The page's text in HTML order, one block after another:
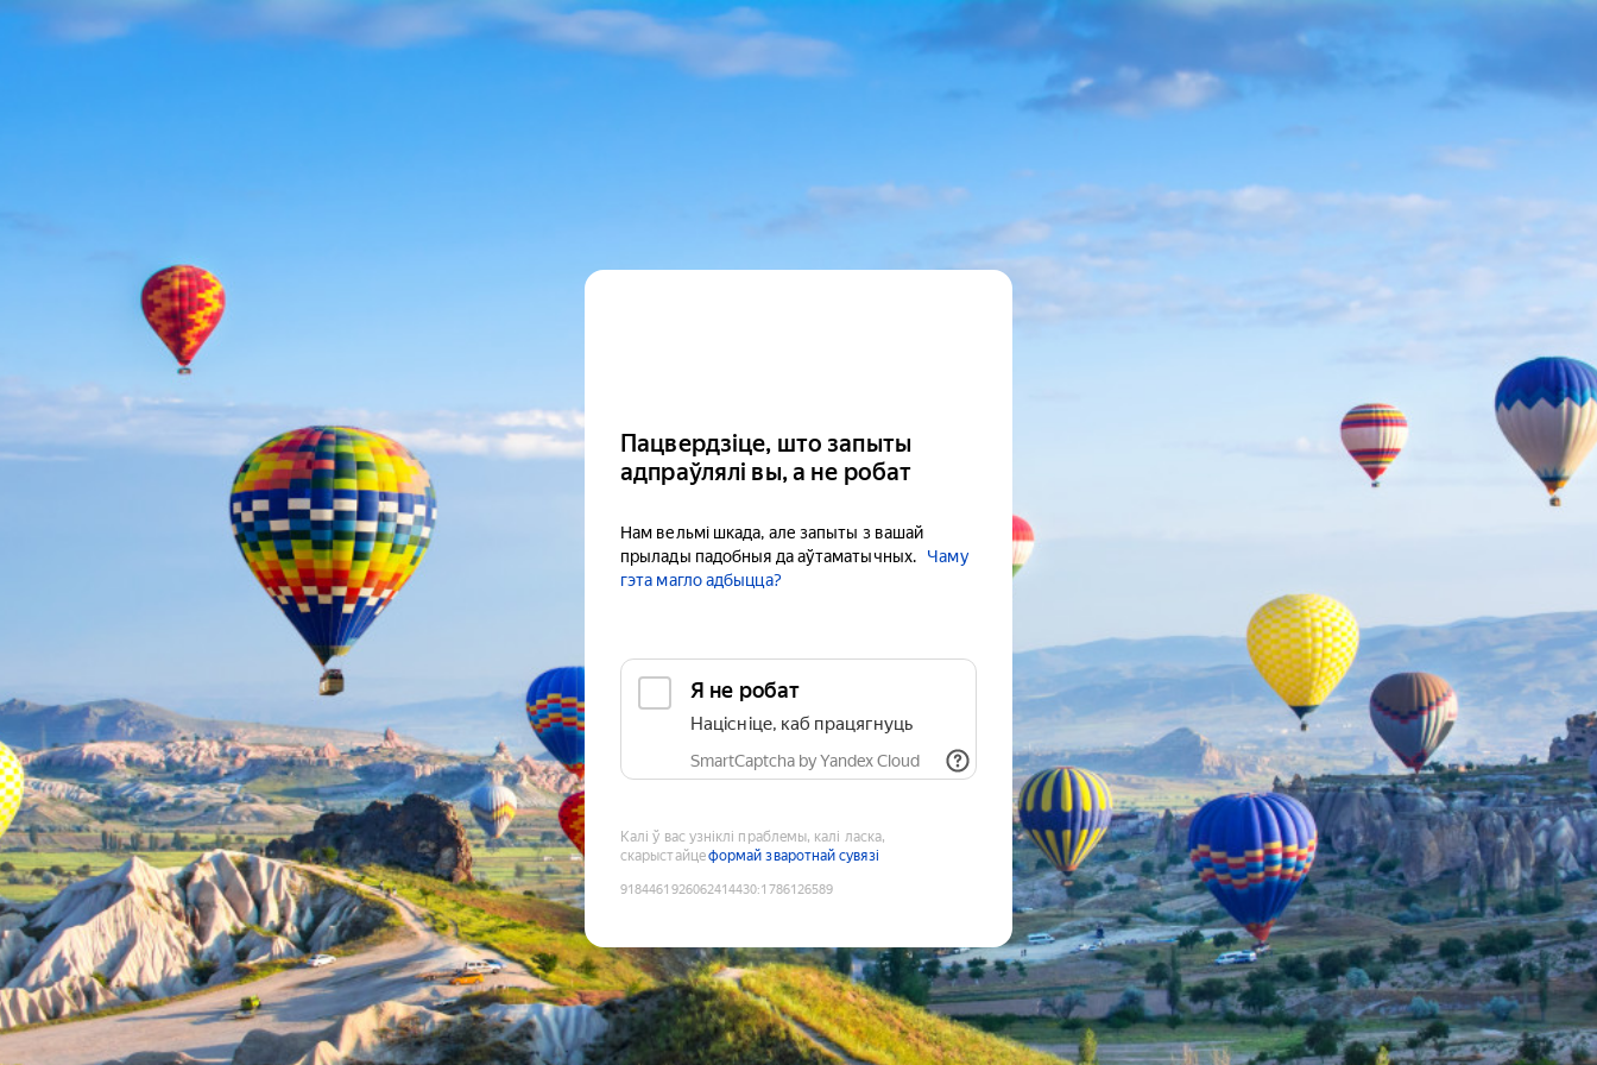
Пацвердзіце, што запыты
адпраўлялі вы, а не робат
Нам вельмі шкада, але запыты з вашай
прылады падобныя да аўтаматычных.
Чаму
гэта магло адбыцца?
Я не робат
Націсніце, каб працягнуць
SmartCaptcha by Yandex Cloud
Калі ў вас узніклі праблемы, калі ласка,
скарыстайцеформай зваротнай сувязі
9184461926062414430:1786126589